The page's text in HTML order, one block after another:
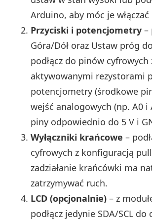
Arduino, aby móc je
Przyciski i potencjometry –
Góra/Dół oraz Ustaw próg
podłącz do pinów cyfrowych
aktywowanymi rezystorami
potencjometry (środkowe
wejść analogowych (np. A0 i
piny odpowiednio do 5 V i
Wyłączniki krańcowe –
cyfrowych z konfiguracją
zadziałanie krańcówki ma
zatrzymywać ruch.
LCD (opcjonalnie) – z
podłącz jedynie SDA/SCL